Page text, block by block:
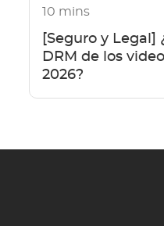
10 mins
[Seguro y
DRM de los
2026?